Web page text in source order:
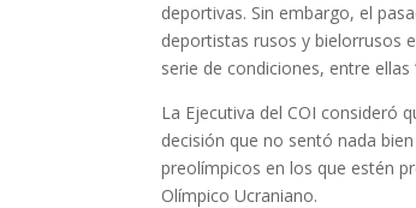
deportivas. Sin embargo, el
deportistas rusos y bielorrusos
serie de condiciones, entre
La Ejecutiva del COI consideró
decisión que no sentó nada
preolímpicos en los que estén
Olímpico Ucraniano.